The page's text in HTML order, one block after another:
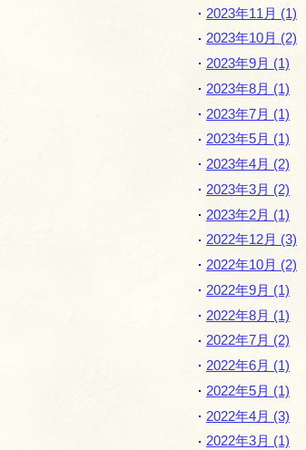
2023年11月 (1)
2023年10月 (2)
2023年9月 (1)
2023年8月 (1)
2023年7月 (1)
2023年5月 (1)
2023年4月 (2)
2023年3月 (2)
2023年2月 (1)
2022年12月 (3)
2022年10月 (2)
2022年9月 (1)
2022年8月 (1)
2022年7月 (2)
2022年6月 (1)
2022年5月 (1)
2022年4月 (3)
2022年3月 (1)